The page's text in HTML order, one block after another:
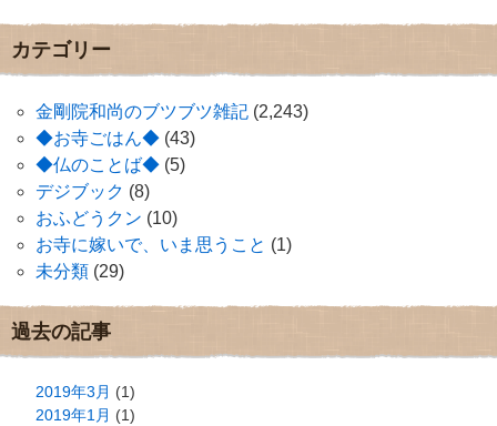
カテゴリー
金剛院和尚のブツブツ雑記 (2,243)
◆お寺ごはん◆ (43)
◆仏のことば◆ (5)
デジブック (8)
おふどうクン (10)
お寺に嫁いで、いま思うこと (1)
未分類 (29)
過去の記事
2019年3月 (1)
2019年1月 (1)